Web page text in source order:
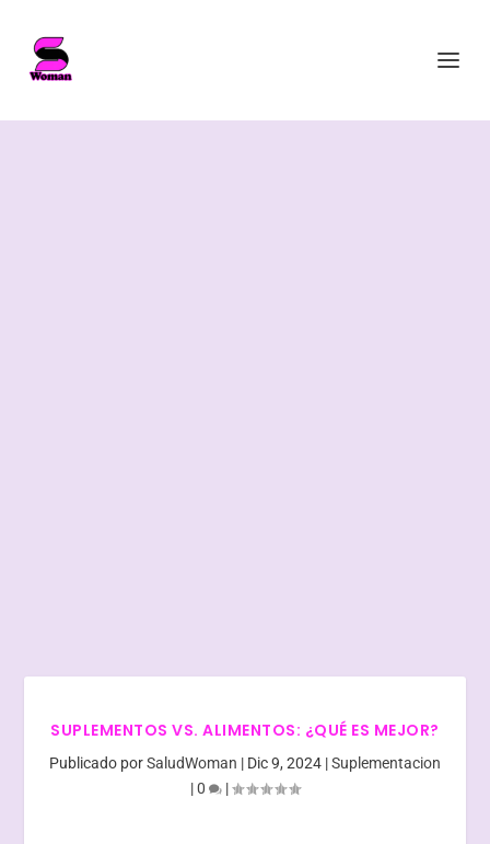
SUPLEMENTOS VS. ALIMENTOS: ¿QUÉ ES MEJOR?
Publicado porSaludWoman | Dic 9, 2024 |Suplementacion
|0 |